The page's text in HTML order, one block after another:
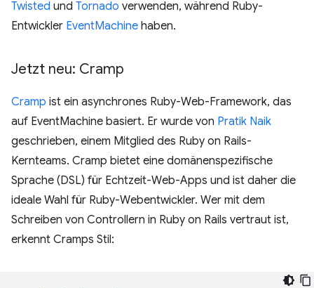
Twisted und Tornado verwenden, während Ruby-
Entwickler EventMachine haben.
Jetzt neu: Cramp
Cramp ist ein asynchrones Ruby-Web-Framework, das
auf EventMachine basiert. Er wurde von Pratik Naik
geschrieben, einem Mitglied des Ruby on Rails-
Kernteams. Cramp bietet eine domänenspezifische
Sprache (DSL) für Echtzeit-Web-Apps und ist daher die
ideale Wahl für Ruby-Webentwickler. Wer mit dem
Schreiben von Controllern in Ruby on Rails vertraut ist,
erkennt Cramps Stil: